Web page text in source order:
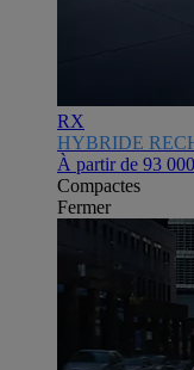
RX
HYBRIDE
À partir de 93
Compactes
Fermer